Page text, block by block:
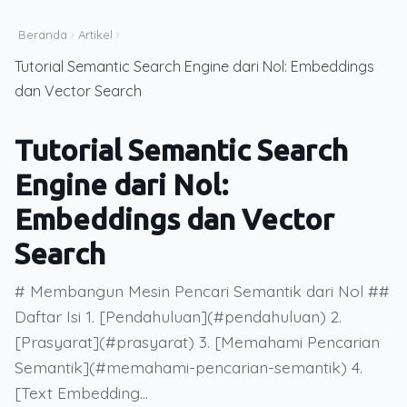
Beranda › Artikel ›
Tutorial Semantic Search Engine dari Nol: Embeddings
dan Vector Search
Tutorial Semantic Search
Engine dari Nol:
Embeddings dan Vector
Search
# Membangun Mesin Pencari Semantik dari Nol ##
Daftar Isi 1. [Pendahuluan](#pendahuluan) 2.
[Prasyarat](#prasyarat) 3. [Memahami Pencarian
Semantik](#memahami-pencarian-semantik) 4.
[Text Embedding...